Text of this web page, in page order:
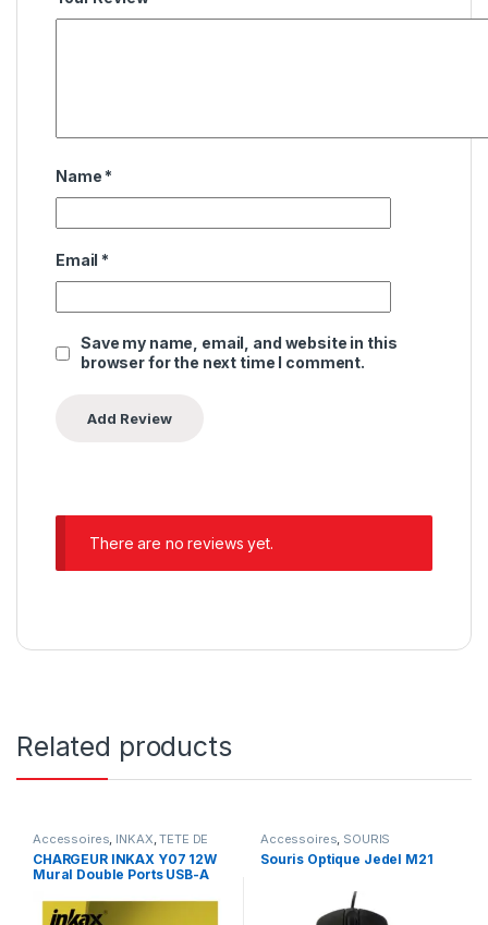
Name *
Email *
Save my name, email, and website in this
browser for the next time I comment.
There are no reviews yet.
Related products
Accessoires, INKAX,TETE DE
CHARGEUR
CHARGEUR INKAX Y07 12W
Mural Double Ports USB-A
Mobile
Accessoires, SOURIS
Souris Optique Jedel M21